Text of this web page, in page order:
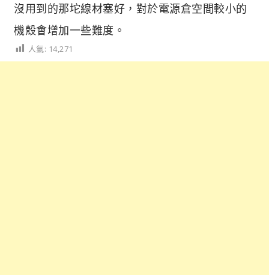
沒用到的那坨線材塞好，對於電源倉空間較小的
機殼會增加一些難度。
人氣: 14,271